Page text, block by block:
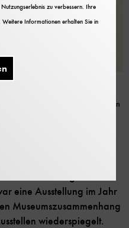
bei Orizaba wird von einem von
Im Hintergrund ist der
zu erkennen. Mit einer Höhe von
Deutsches Museum
Stiftung ins Deutsche
für die Erforschung der
Ein wichtiges
eine Ausstellung im Jahr
Museumszusammenhang
wiederspiegelt.
zu verbessern. Ihre
Informationen erhalten Sie in